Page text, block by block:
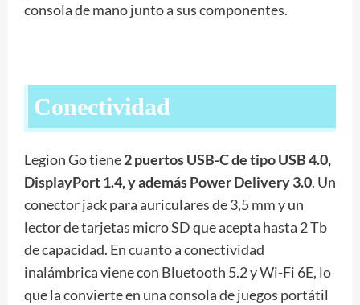
consola de mano junto a sus componentes.
Conectividad
Legion Go tiene2 puertos USB-C de tipo USB 4.0,
DisplayPort 1.4, y además Power Delivery 3.0. Un
conector jack para auriculares de 3,5 mm y un
lector de tarjetas micro SD que acepta hasta 2 Tb
de capacidad. En cuanto a conectividad
inalámbrica viene con Bluetooth 5.2 y Wi-Fi 6E, lo
que la convierte en una consola de juegos portátil